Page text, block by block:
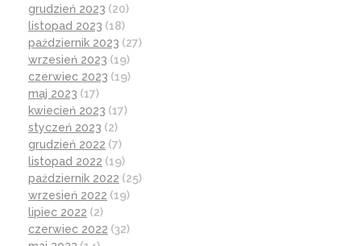
grudzień 2023 (20)
listopad 2023 (18)
październik 2023 (27)
wrzesień 2023 (19)
czerwiec 2023 (19)
maj 2023 (17)
kwiecień 2023 (17)
styczeń 2023 (2)
grudzień 2022 (7)
listopad 2022 (19)
październik 2022 (25)
wrzesień 2022 (19)
lipiec 2022 (2)
czerwiec 2022 (32)